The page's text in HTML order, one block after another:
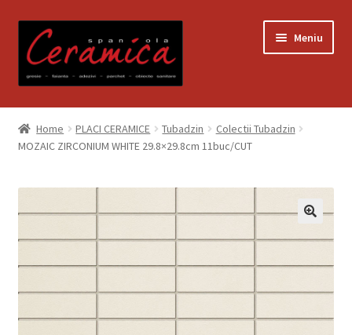
la
navigare
la
conținut
Meniu
Prima pagină
Blog
Contact
Coș
Despre noi
Home PLACI CERAMICE Tubadzin
Colectii Tubadzin
MOZAIC ZIRCONIUM WHITE 29.8×29.8cm 11buc/CUT